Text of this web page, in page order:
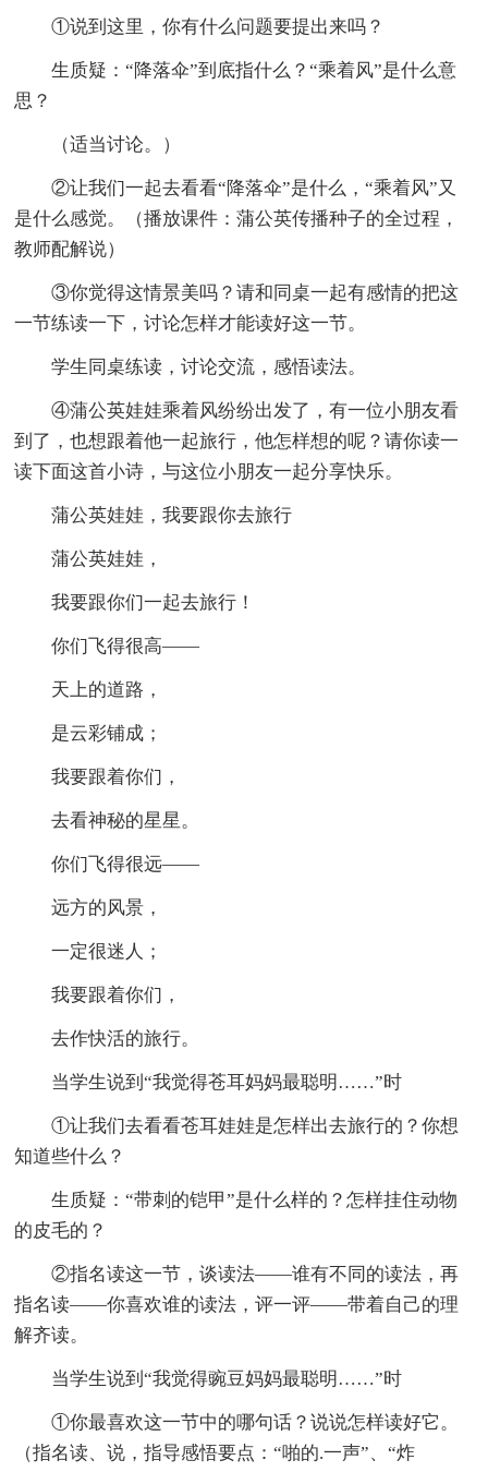
①说到这里，你有什么问题要提出来吗？
生质疑：“降落伞”到底指什么？“乘着风”是什么意
思？
（适当讨论。）
②让我们一起去看看“降落伞”是什么，“乘着风”又
是什么感觉。（播放课件：蒲公英传播种子的全过程，
教师配解说）
③你觉得这情景美吗？请和同桌一起有感情的把这
一节练读一下，讨论怎样才能读好这一节。
学生同桌练读，讨论交流，感悟读法。
④蒲公英娃娃乘着风纷纷出发了，有一位小朋友看
到了，也想跟着他一起旅行，他怎样想的呢？请你读一
读下面这首小诗，与这位小朋友一起分享快乐。
蒲公英娃娃，我要跟你去旅行
蒲公英娃娃，
我要跟你们一起去旅行！
你们飞得很高——
天上的道路，
是云彩铺成；
我要跟着你们，
去看神秘的星星。
你们飞得很远——
远方的风景，
一定很迷人；
我要跟着你们，
去作快活的旅行。
当学生说到“我觉得苍耳妈妈最聪明……”时
①让我们去看看苍耳娃娃是怎样出去旅行的？你想
知道些什么？
生质疑：“带刺的铠甲”是什么样的？怎样挂住动物
的皮毛的？
②指名读这一节，谈读法——谁有不同的读法，再
指名读——你喜欢谁的读法，评一评——带着自己的理
解齐读。
当学生说到“我觉得豌豆妈妈最聪明……”时
①你最喜欢这一节中的哪句话？说说怎样读好它。
（指名读、说，指导感悟要点：“啪的.一声”、“炸